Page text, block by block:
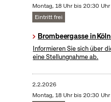
Montag, 18 Uhr bis 20:30 Uhr
Eintritt frei
Brombeergasse in
Informieren Sie sich über
eine Stellungnahme ab.
2.2.2026
Montag, 18 Uhr bis 20:30 Uhr